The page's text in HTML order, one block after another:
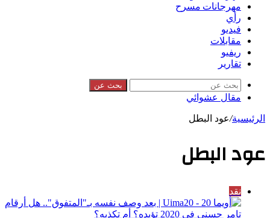
مهرجانات مسرح
رأي
فيديو
مقابلات
ريفيو
تقارير
بحث عن
مقال عشوائي
الرئيسية/عود البطل
عود البطل
نقد